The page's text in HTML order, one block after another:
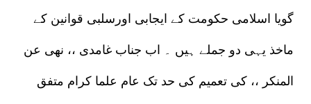
گویا اسلامی حکومت کے ایجابی اورسلبی قوانین کے
ماخذ یہی دو جملے ہیں ۔ اب جناب غامدی ،، نھی عن
المنکر ،، کی تعمیم کی حد تک عام علما کرام متفق